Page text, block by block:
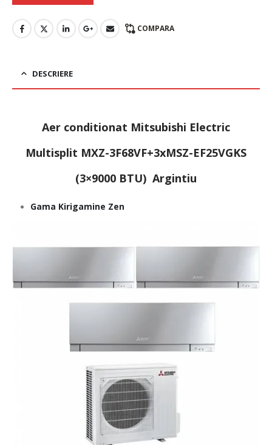
COMPARA
DESCRIERE
Aer conditionat Mitsubishi Electric
Multisplit MXZ-3F68VF+3xMSZ-EF25VGKS
(3×9000 BTU) Argintiu
Gama Kirigamine Zen